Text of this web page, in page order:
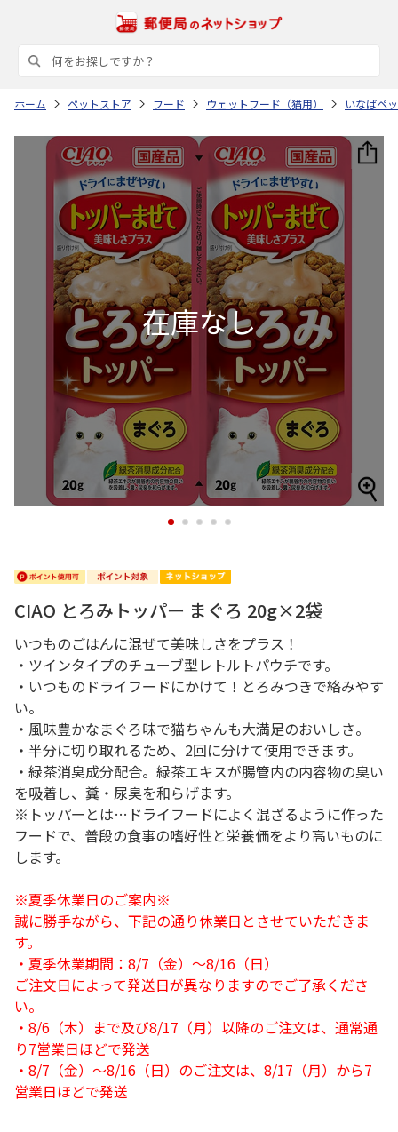
ホーム ペットストア フード ウェットフード（猫用） いなばペ
1 2 3 4 5
CIAO とろみトッパー まぐろ 20g×2袋
いつものごはんに混ぜて美味しさをプラス！
・ツインタイプのチューブ型レトルトパウチです。
・いつものドライフードにかけて！とろみつきで絡みやす
い。
・風味豊かなまぐろ味で猫ちゃんも大満足のおいしさ。
・半分に切り取れるため、2回に分けて使用できます。
・緑茶消臭成分配合。緑茶エキスが腸管内の内容物の臭い
を吸着し、糞・尿臭を和らげます。
※トッパーとは…ドライフードによく混ざるように作った
フードで、普段の食事の嗜好性と栄養価をより高いものに
します。
※夏季休業日のご案内※
誠に勝手ながら、下記の通り休業日とさせていただきま
す。
・夏季休業期間：8/7（金）～8/16（日）
ご注文日によって発送日が異なりますのでご了承くださ
い。
・8/6（木）まで及び8/17（月）以降のご注文は、通常通
り7営業日ほどで発送
・8/7（金）～8/16（日）のご注文は、8/17（月）から7
営業日ほどで発送